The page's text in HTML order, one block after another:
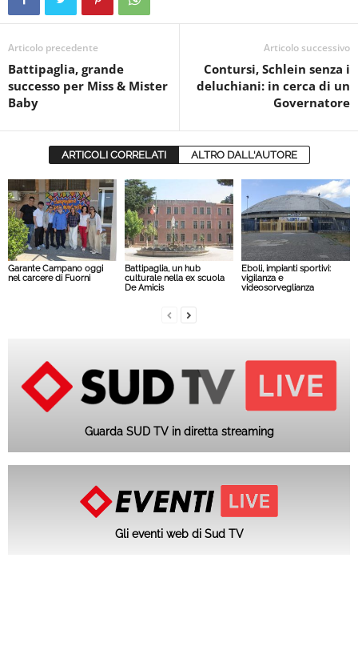
Articolo precedente
Battipaglia, grande
successo per Miss & Mister
Baby
Articolo successivo
Contursi, Schlein senza i
deluchiani: in cerca di un
Governatore
ARTICOLI CORRELATI ALTRO DALL'AUTORE
Garante Campano oggi
nel carcere di Fuorni
Battipaglia, un hub
culturale nella ex scuola
De Amicis
Eboli, impianti sportivi:
vigilanza e
videosorveglianza
Guarda SUD TV in diretta streaming
Gli eventi web di Sud TV